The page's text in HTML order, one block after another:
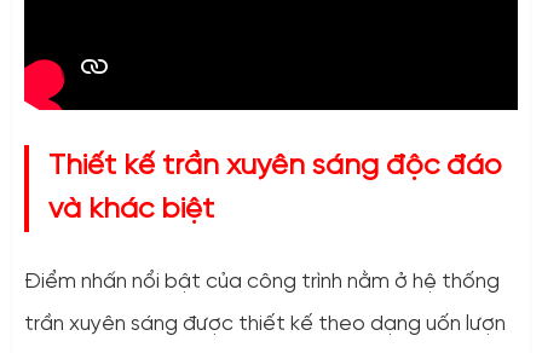
Thiết kế trần xuyên sáng độc đáo
và khác biệt
Điểm nhấn nổi bật của công trình nằm ở hệ thống
trần xuyên sáng được thiết kế theo dạng uốn lượn